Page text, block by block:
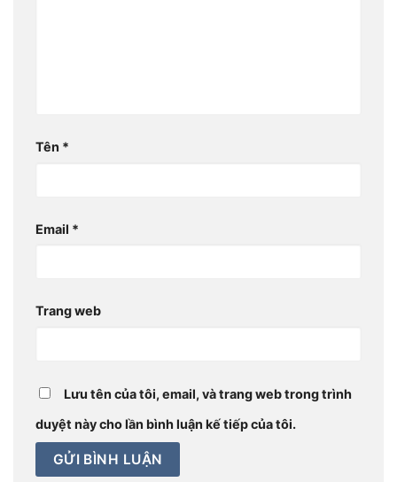
Tên *
Email *
Trang web
Lưu tên của tôi, email, và trang web trong trình
duyệt này cho lần bình luận kế tiếp của tôi.